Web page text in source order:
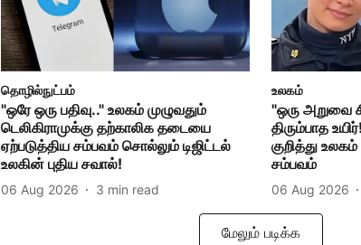
தொழில்நுட்பம்
"ஒரே ஒரு பதிவு.." உலகம் முழுவதும்
டெலிகிராமுக்கு தற்காலிக தடையை
ஏற்படுத்திய சம்பவம் சொல்லும் டிஜிட்டல்
உலகின் புதிய சவால்!
06 Aug 2026 3 min read
உலகம்
"ஒரு அறுவை
திரும்பாத
குறித்து
சம்பவம்
06 Aug 2026
மேலும் படிக்க